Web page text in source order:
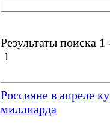
Результаты поиска 1
1
Россияне в апреле
миллиарда